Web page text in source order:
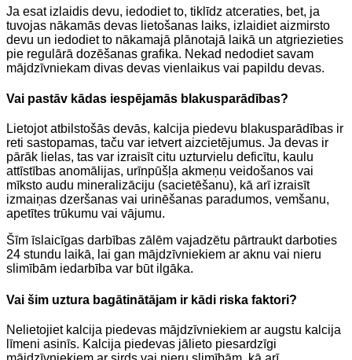
Ja esat izlaidis devu, iedodiet to, tiklīdz atceraties, bet, ja
tuvojas nākamās devas lietošanas laiks, izlaidiet aizmirsto
devu un iedodiet to nākamajā plānotajā laikā un atgriezieties
pie regulārā dozēšanas grafika. Nekad nedodiet savam
mājdzīvniekam divas devas vienlaikus vai papildu devas.
Vai pastāv kādas iespējamās blakusparādības?
Lietojot atbilstošās devās, kalcija piedevu blakusparādības ir
reti sastopamas, taču var ietvert aizcietējumus. Ja devas ir
pārāk lielas, tas var izraisīt citu uzturvielu deficītu, kaulu
attīstības anomālijas, urīnpūšļa akmeņu veidošanos vai
mīksto audu mineralizāciju (sacietēšanu), kā arī izraisīt
izmaiņas dzeršanas vai urinēšanas paradumos, vemšanu,
apetītes trūkumu vai vājumu.
Šīm īslaicīgas darbības zālēm vajadzētu pārtraukt darboties
24 stundu laikā, lai gan mājdzīvniekiem ar aknu vai nieru
slimībām iedarbība var būt ilgāka.
Vai šim uztura bagātinātājam ir kādi riska faktori?
Nelietojiet kalcija piedevas mājdzīvniekiem ar augstu kalcija
līmeni asinīs. Kalcija piedevas jālieto piesardzīgi